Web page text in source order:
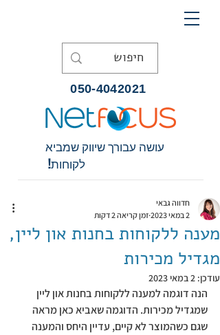
050-4042021
עושה עבורך שיווק שמביא
לקוחות!
מענה ללקוחות בחנות און ליין,
מגדיל מכירות
חדווה גבאי
2 במאי 2023
זמן קריאה 2 דקות
עודכן: 2 במאי 2023
הנה דוגמה למענה ללקוחות בחנות און ליין
שמגדיל מכירות. הדוגמה שאביא כאן מראה
שגם כשהמוצר לא קיים, עדיין היחס והמענה